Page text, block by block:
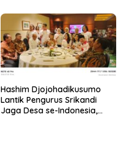
PFII
Hashim Djojohadikusumo
Lantik Pengurus Srikandi
Jaga Desa se-Indonesia,